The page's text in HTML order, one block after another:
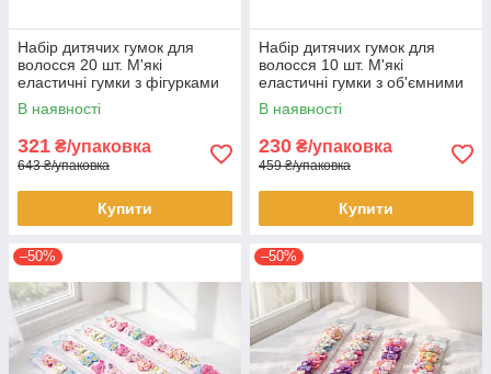
Набір дитячих гумок для
волосся 20 шт. М'які
еластичні гумки з фігурками
тварин Декоративні
аксесуари для яскравих
В наявності
321 ₴/упаковка
643 ₴/упаковка
Купити
Набір дитячих гумок для
волосся 10 шт. М'які
еластичні гумки з об'ємними
фігурками Декоративні
аксесуари для зачісок
В наявності
230 ₴/упаковка
459 ₴/упаковка
Купити
–50% –50%